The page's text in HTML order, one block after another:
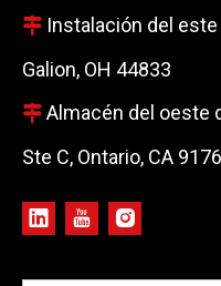
 Instalación del este
Galion, OH 44833
 Almacén del oeste
Ste C, Ontario, CA